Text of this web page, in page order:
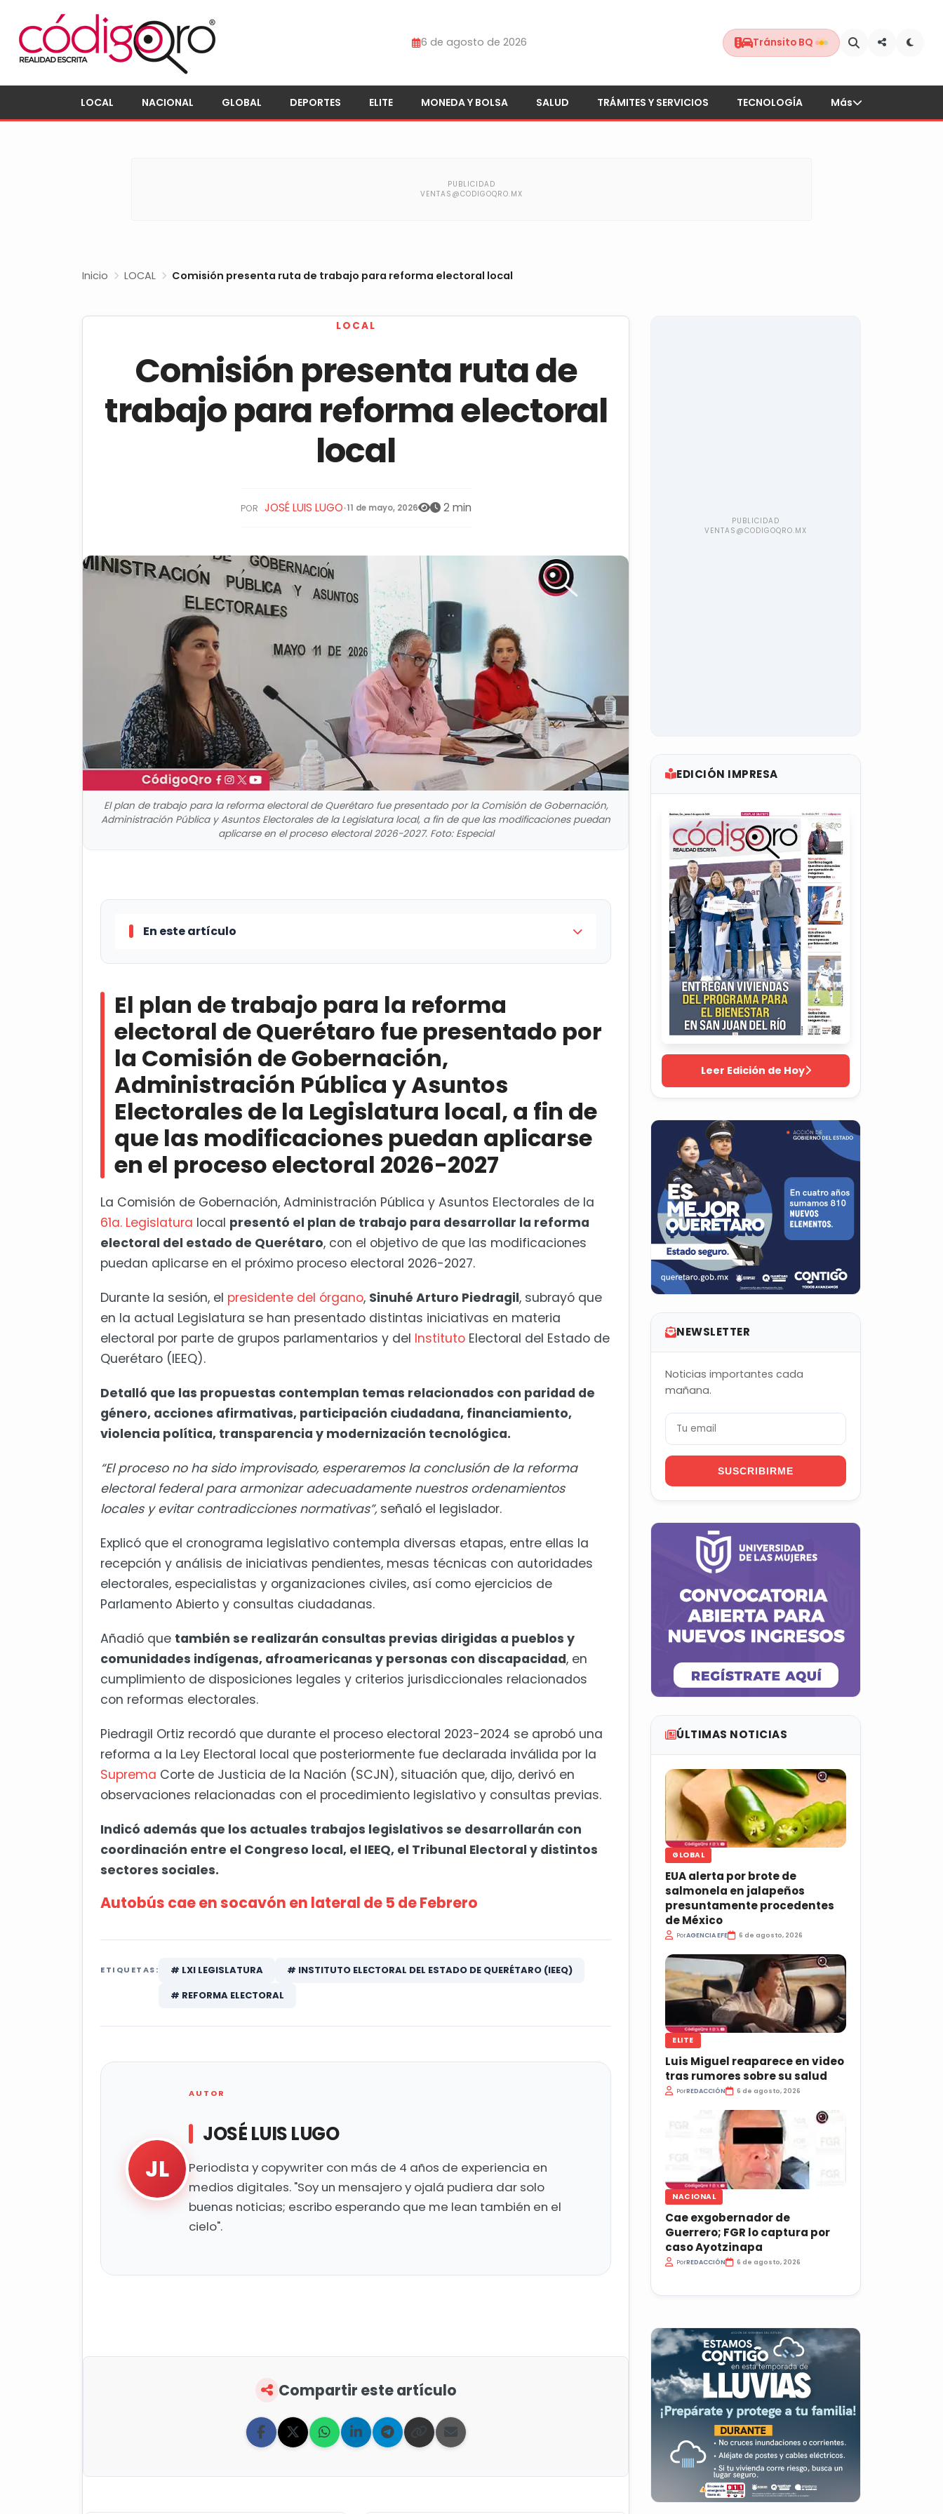
6 de agosto de 2026 Tránsito BQ
LOCAL NACIONAL GLOBAL DEPORTES ELITE MONEDA Y BOLSA SALUD TRÁMITES Y SERVICIOS TECNOLOGÍA Más
Inicio LOCAL Comisión presenta ruta de trabajo para reforma electoral local
LOCAL
Comisión presenta ruta de
trabajo para reforma electoral
local
POR JOSÉ LUIS LUGO•11 de mayo, 2026 2 min
El plan de trabajo para la reforma electoral de Querétaro fue presentado por la Comisión de Gobernación,
Administración Pública y Asuntos Electorales de la Legislatura local, a fin de que las modificaciones puedan
aplicarse en el proceso electoral 2026-2027. Foto: Especial
En este artículo
Legislatura local, a fin de que las modificaciones puedan aplicarse en el proceso
electoral 2026-2027
Autobús cae en socavón en lateral de 5 de Febrero
El plan de trabajo para la reforma
electoral de Querétaro fue presentado por
la Comisión de Gobernación,
Administración Pública y Asuntos
Electorales de la Legislatura local, a fin de
que las modificaciones puedan aplicarse
en el proceso electoral 2026-2027
La Comisión de Gobernación, Administración Pública y Asuntos Electorales de la
61a. Legislatura local presentó el plan de trabajo para desarrollar la reforma
electoral del estado de Querétaro, con el objetivo de que las modificaciones
puedan aplicarse en el próximo proceso electoral 2026-2027.
Durante la sesión, el presidente del órgano, Sinuhé Arturo Piedragil, subrayó que
en la actual Legislatura se han presentado distintas iniciativas en materia
electoral por parte de grupos parlamentarios y del Instituto Electoral del Estado de
Querétaro (IEEQ).
Detalló que las propuestas contemplan temas relacionados con paridad de
género, acciones afirmativas, participación ciudadana, financiamiento,
violencia política, transparencia y modernización tecnológica.
“El proceso no ha sido improvisado, esperaremos la conclusión de la reforma
electoral federal para armonizar adecuadamente nuestros ordenamientos
locales y evitar contradicciones normativas”,señaló el legislador.
Explicó que el cronograma legislativo contempla diversas etapas, entre ellas la
recepción y análisis de iniciativas pendientes, mesas técnicas con autoridades
electorales, especialistas y organizaciones civiles, así como ejercicios de
Parlamento Abierto y consultas ciudadanas.
Añadió que también se realizarán consultas previas dirigidas a pueblos y
comunidades indígenas, afroamericanas y personas con discapacidad, en
cumplimiento de disposiciones legales y criterios jurisdiccionales relacionados
con reformas electorales.
Piedragil Ortiz recordó que durante el proceso electoral 2023-2024 se aprobó una
reforma a la Ley Electoral local que posteriormente fue declarada inválida por la
Suprema Corte de Justicia de la Nación (SCJN), situación que, dijo, derivó en
observaciones relacionadas con el procedimiento legislativo y consultas previas.
Indicó además que los actuales trabajos legislativos se desarrollarán con
coordinación entre el Congreso local, el IEEQ, el Tribunal Electoral y distintos
sectores sociales.
Autobús cae en socavón en lateral de 5 de Febrero
ETIQUETAS: # LXI LEGISLATURA
# INSTITUTO ELECTORAL DEL ESTADO DE QUERÉTARO (IEEQ)
# REFORMA ELECTORAL
JL
AUTOR
JOSÉ LUIS LUGO
Periodista y copywriter con más de 4 años de experiencia en
medios digitales. "Soy un mensajero y ojalá pudiera dar solo
buenas noticias; escribo esperando que me lean también en el
cielo".
Compartir este artículo
EDICIÓN IMPRESA
Leer Edición de Hoy
NEWSLETTER
Noticias importantes cada
mañana.
SUSCRIBIRME
ÚLTIMAS NOTICIAS
GLOBAL
EUA alerta por brote de
salmonela en jalapeños
presuntamente procedentes
de México
PorAGENCIA EFE 6 de agosto, 2026
ELITE
Luis Miguel reaparece en video
tras rumores sobre su salud
PorREDACCIÓN 6 de agosto, 2026
NACIONAL
Cae exgobernador de
Guerrero; FGR lo captura por
caso Ayotzinapa
PorREDACCIÓN 6 de agosto, 2026